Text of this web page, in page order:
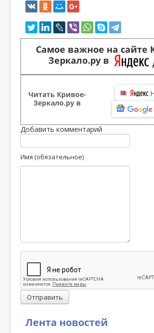
Лента новостей
Самое важное на сайте
Зеркало.ру в
Читать Кривое-
Зеркало.ру в
Добавить комментарий
Имя (обязательное)
Отправить